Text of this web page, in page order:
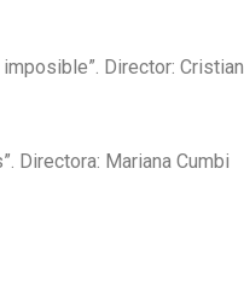
Director: Cristian
Directora: Mariana Cumbi